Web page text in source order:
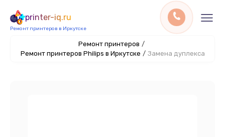
printer-iq.ru
Ремонт принтеров в Иркутске
Ремонт принтеров /
Ремонт принтеров Philips в Иркутске / Замена дуплекса